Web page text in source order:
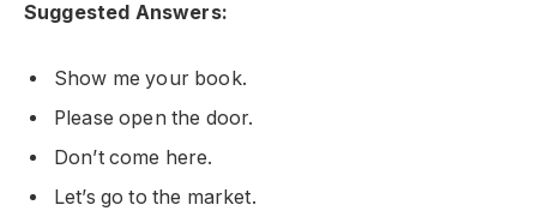
Suggested Answers:
Show me your book.
Please open the door.
Don’t come here.
Let’s go to the market.